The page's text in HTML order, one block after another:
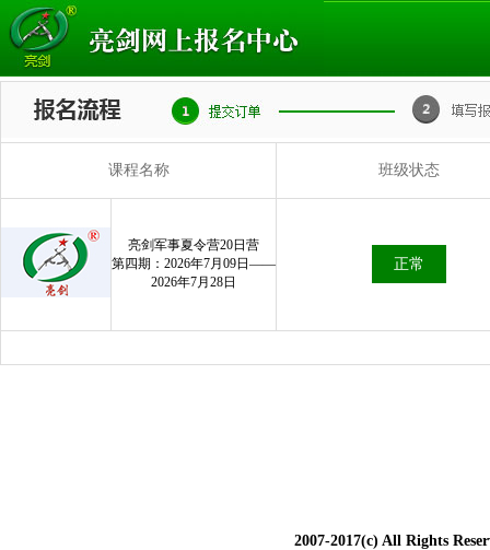
课程名称 班级状态
亮剑军事夏令营20日营
第四期：2026年7月09日——
2026年7月28日
正常
2007-2017(c) All Rights